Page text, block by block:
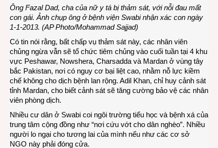
Ông Fazal Dad, cha của nữ y tá bị thảm sát, với nỗi đau mất
con gái. Ảnh chụp ông ở bệnh viện Swabi nhận xác con ngày
1-1-2013. (AP Photo/Mohammad Sajjad)
Có tin nói rằng, bất chấp vụ thảm sát này, các nhân viên
chủng ngừa vẫn sẽ tổ chức tiêm chủng vào cuối tuần tại 4 khu
vực Peshawar, Nowshera, Charsadda và Mardan ở vùng tây
bắc Pakistan, nơi có nguy cơ bại liệt cao, nhằm nỗ lực kiềm
chế không cho dịch bệnh lan rộng. Adil Khan, chỉ huy cảnh sát
tỉnh Mardan, cho biết cảnh sát sẽ tăng cường bảo vệ các nhân
viên phòng dịch.
Nhiều cư dân ở Swabi coi ngôi trường tiểu học và bệnh xá của
trung tâm cộng đồng như “nơi cứu vớt cho dân nghèo”. Nhiều
người lo ngại cho tương lai của mình nếu như các cơ sở
NGO này phải đóng cửa.